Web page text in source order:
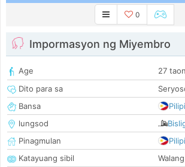
0
Impormasyon ng Miyembro
Age
27
Dito para sa
Bansa
lungsod
Pinagmulan
Katayuang sibil